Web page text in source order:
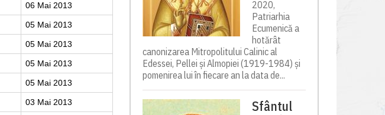
06 Mai 2013
05 Mai 2013
05 Mai 2013
05 Mai 2013
05 Mai 2013
03 Mai 2013
2020,
Patriarhia
Ecumenică a
hotărât
canonizarea Mitropolitului Calinic al
Edessei, Pellei și Almopiei (1919-1984) și
pomenirea lui în fiecare an la data de...
Sfântul